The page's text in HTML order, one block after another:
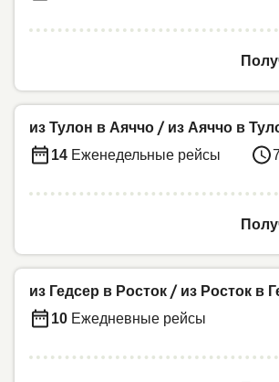
из Тулон в Аяччо / из Аяччо в
14 Еженедельные рейсы
из Гедсер в Росток / из Росток в
10 Ежедневные рейсы